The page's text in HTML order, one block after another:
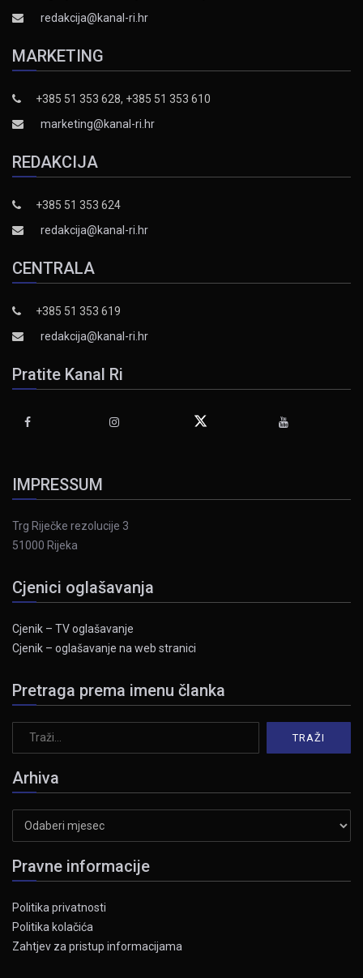
redakcija@kanal-ri.hr
MARKETING
+385 51 353 628, +385 51 353 610
marketing@kanal-ri.hr
REDAKCIJA
+385 51 353 624
redakcija@kanal-ri.hr
CENTRALA
+385 51 353 619
redakcija@kanal-ri.hr
Pratite Kanal Ri
IMPRESSUM
Trg Riječke rezolucije 3
51000 Rijeka
Cjenici oglašavanja
Cjenik – TV oglašavanje
Cjenik – oglašavanje na web stranici
Pretraga prema imenu članka
Arhiva
Pravne informacije
Politika privatnosti
Politika kolačića
Zahtjev za pristup informacijama